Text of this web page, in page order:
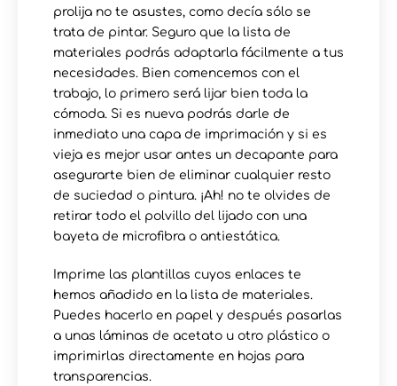
prolija no te asustes, como decía sólo se
trata de pintar. Seguro que la lista de
materiales podrás adaptarla fácilmente a tus
necesidades. Bien comencemos con el
trabajo, lo primero será lijar bien toda la
cómoda. Si es nueva podrás darle de
inmediato una capa de imprimación y si es
vieja es mejor usar antes un decapante para
asegurarte bien de eliminar cualquier resto
de suciedad o pintura. ¡Ah! no te olvides de
retirar todo el polvillo del lijado con una
bayeta de microfibra o antiestática.
Imprime las plantillas cuyos enlaces te
hemos añadido en la lista de materiales.
Puedes hacerlo en papel y después pasarlas
a unas láminas de acetato u otro plástico o
imprimirlas directamente en hojas para
transparencias.